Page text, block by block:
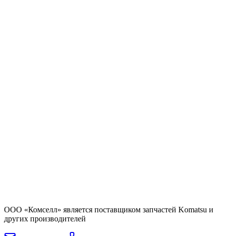
ООО «Комселл» является поставщиком запчастей Komatsu и
других производителей